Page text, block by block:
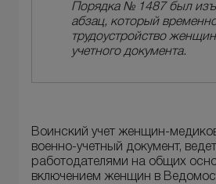
Порядка № 1487 был
абзац, который
трудоустройство
учетного документа.
Воинский учет женщин-
военно-учетный документ,
работодателями на общих
включением женщин в